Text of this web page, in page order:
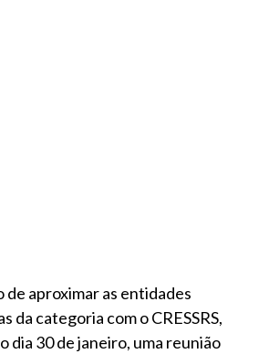
de aproximar as entidades
da categoria com o CRESSRS,
dia 30 de janeiro, uma reunião